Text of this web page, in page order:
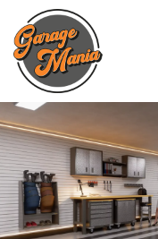
contenuto